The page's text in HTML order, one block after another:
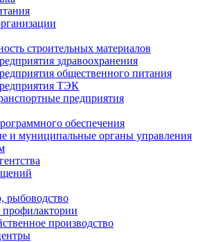
строительных материалов
здравоохранения
общественного питания
ТЭК
предприятия
обеспечения
и муниципальные органы управления
рыбоводство
производство